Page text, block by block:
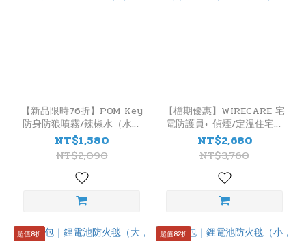
【新品限時76折】POM Key
防身防狼噴霧/辣椒水（水柱
型×2）+ 隨身警報器（×1）
NT$1,580
NT$2,090
【檔期優惠】WIRECARE 宅
電防護員+ 偵煙/定溫住宅用
火災警報器（任選×2入組）
NT$2,680
NT$3,760
超值8折 超值82折